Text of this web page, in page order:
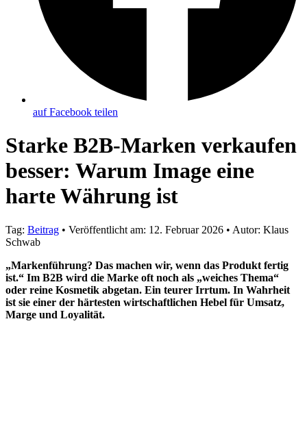
auf Facebook teilen
Starke B2B-Marken verkaufen
besser: Warum Image eine
harte Währung ist
Tag: Beitrag • Veröffentlicht am: 12. Februar 2026 • Autor: Klaus
Schwab
„Markenführung? Das machen wir, wenn das Produkt fertig
ist.“ Im B2B wird die Marke oft noch als „weiches Thema“
oder reine Kosmetik abgetan. Ein teurer Irrtum. In Wahrheit
ist sie einer der härtesten wirtschaftlichen Hebel für Umsatz,
Marge und Loyalität.